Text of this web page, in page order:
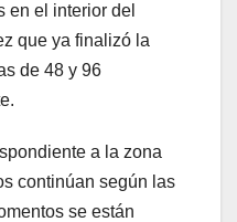
en el interior del
que ya finalizó la
de 48 y 96
a la zona
continúan según las
se están